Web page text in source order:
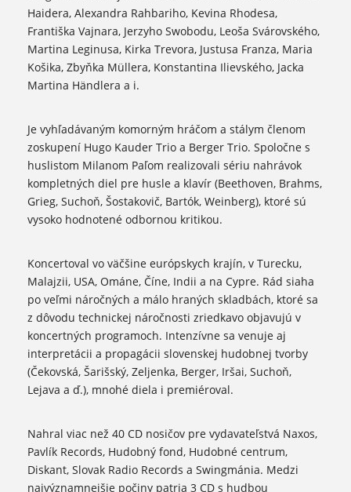
Haidera, Alexandra Rahbariho, Kevina Rhodesa,
Františka Vajnara, Jerzyho Swobodu, Leoša Svárovského,
Martina Leginusa, Kirka Trevora, Justusa Franza, Maria
Košika, Zbyňka Müllera, Konstantina Ilievského, Jacka
Martina Händlera a i.
Je vyhľadávaným komorným hráčom a stálym členom
zoskupení Hugo Kauder Trio a Berger Trio. Spoločne s
huslistom Milanom Paľom realizovali sériu nahrávok
kompletných diel pre husle a klavír (Beethoven, Brahms,
Grieg, Suchoň, Šostakovič, Bartók, Weinberg), ktoré sú
vysoko hodnotené odbornou kritikou.
Koncertoval vo väčšine európskych krajín, v Turecku,
Malajzii, USA, Ománe, Číne, Indii a na Cypre. Rád siaha
po veľmi náročných a málo hraných skladbách, ktoré sa
z dôvodu technickej náročnosti zriedkavo objavujú v
koncertných programoch. Intenzívne sa venuje aj
interpretácii a propagácii slovenskej hudobnej tvorby
(Čekovská, Šarišský, Zeljenka, Berger, Iršai, Suchoň,
Lejava a ď.), mnohé diela i premiéroval.
Nahral viac než 40 CD nosičov pre vydavateľstvá Naxos,
Pavlík Records, Hudobný fond, Hudobné centrum,
Diskant, Slovak Radio Records a Swingmánia. Medzi
najvýznamnejšie počiny patria 3 CD s hudbou